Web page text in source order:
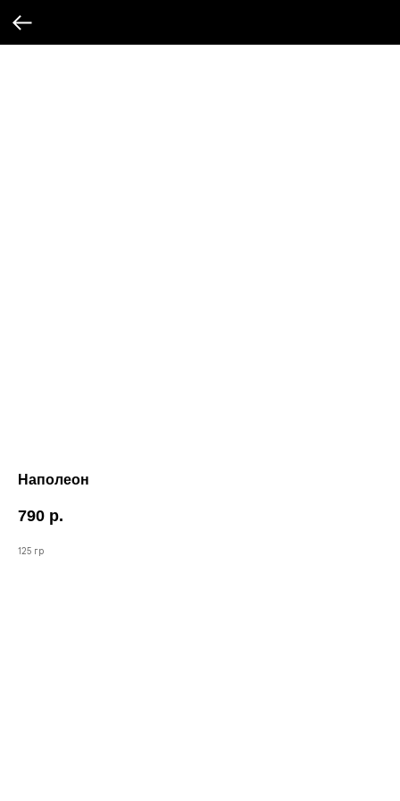
Наполеон
790 р.
125 гр